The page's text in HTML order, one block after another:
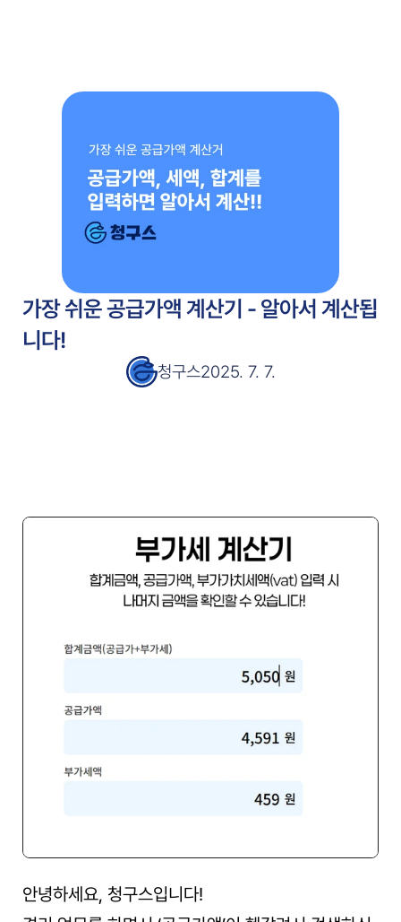
가장 쉬운 공급가액 계산기 - 알아서 계산됩
니다!
청구스2025. 7. 7.
안녕하세요, 청구스입니다!
고객 사례
고객 사례
서비스 소개서
서비스 소개서
블로그
블로그
가격 안내